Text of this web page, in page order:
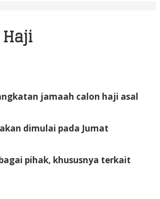
jamaah calon haji asal
dimulai pada Jumat
pihak, khususnya terkait